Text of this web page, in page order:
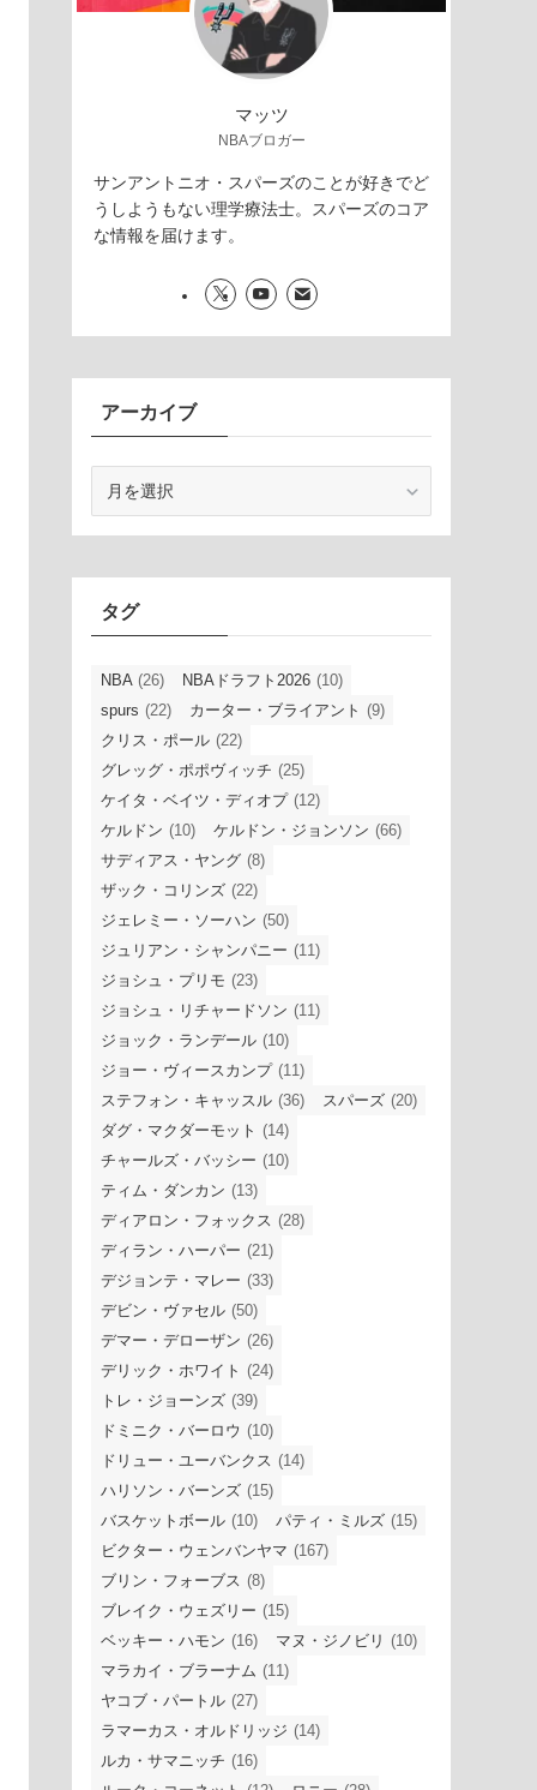
マッツ
NBAブロガー
サンアントニオ・スパーズのことが好きでど
うしようもない理学療法士。スパーズのコア
な情報を届けます。
アーカイブ
ブ
タグ
NBA (26) NBAドラフト2026 (10)
spurs (22) カーター・ブライアント (9)
クリス・ポール (22)
グレッグ・ポポヴィッチ (25)
ケイタ・ベイツ・ディオプ (12)
ケルドン (10) ケルドン・ジョンソン (66)
サディアス・ヤング (8)
ザック・コリンズ (22)
ジェレミー・ソーハン (50)
ジュリアン・シャンパニー (11)
ジョシュ・プリモ (23)
ジョシュ・リチャードソン (11)
ジョック・ランデール (10)
ジョー・ヴィースカンプ (11)
ステフォン・キャッスル (36) スパーズ (20)
ダグ・マクダーモット (14)
チャールズ・バッシー (10)
ティム・ダンカン (13)
ディアロン・フォックス (28)
ディラン・ハーパー (21)
デジョンテ・マレー (33)
デビン・ヴァセル (50)
デマー・デローザン (26)
デリック・ホワイト (24)
トレ・ジョーンズ (39)
ドミニク・バーロウ (10)
ドリュー・ユーバンクス (14)
ハリソン・バーンズ (15)
バスケットボール (10) パティ・ミルズ (15)
ビクター・ウェンバンヤマ (167)
ブリン・フォーブス (8)
ブレイク・ウェズリー (15)
ベッキー・ハモン (16) マヌ・ジノビリ (10)
マラカイ・ブラーナム (11)
ヤコブ・パートル (27)
ラマーカス・オルドリッジ (14)
ルカ・サマニッチ (16)